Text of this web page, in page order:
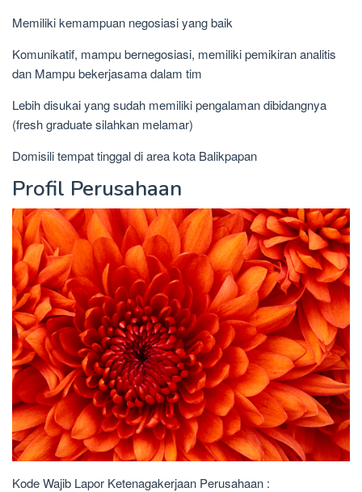
Memiliki kemampuan negosiasi yang baik
Komunikatif, mampu bernegosiasi, memiliki pemikiran analitis
dan Mampu bekerjasama dalam tim
Lebih disukai yang sudah memiliki pengalaman dibidangnya
(fresh graduate silahkan melamar)
Domisili tempat tinggal di area kota Balikpapan
Profil Perusahaan
Kode Wajib Lapor Ketenagakerjaan Perusahaan :